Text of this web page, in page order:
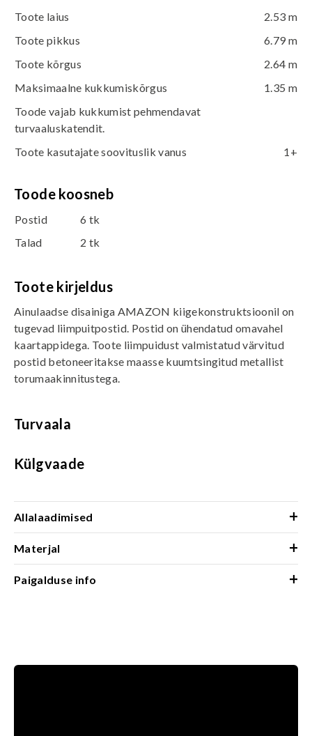
Toote laius
2.53 m
Toote pikkus
6.79 m
Toote kõrgus
2.64 m
Maksimaalne kukkumiskõrgus
1.35 m
Toode vajab kukkumist pehmendavat
turvaaluskatendit.
Toote kasutajate soovituslik vanus
1+
Toode koosneb
Postid
6 tk
Talad
2 tk
Toote kirjeldus
Ainulaadse disainiga AMAZON kiigekonstruktsioonil on
tugevad liimpuitpostid. Postid on ühendatud omavahel
kaartappidega. Toote liimpuidust valmistatud värvitud
postid betoneeritakse maasse kuumtsingitud metallist
torumaakinnitustega.
Turvaala
Külgvaade
Allalaadimised +
Materjal +
Paigalduse info +